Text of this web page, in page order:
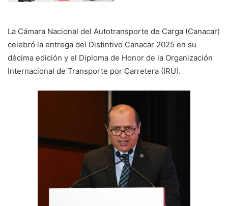
La Cámara Nacional del Autotransporte de Carga (Canacar)
celebró la entrega del Distintivo Canacar 2025 en su
décima edición y el Diploma de Honor de la Organización
Internacional de Transporte por Carretera (IRU).